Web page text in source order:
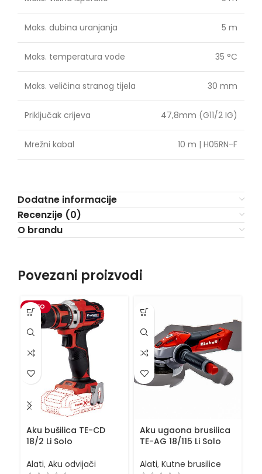
Maks. dubina uranjanja 5 m
Maks. temperatura vode 35 °C
Maks. veličina stranog tijela 30 mm
Priključak crijeva 47,8mm (G11/2 IG)
Mrežni kabal 10 m | H05RN-F
Dodatne informacije
Recenzije (0)
O brandu
Povezani proizvodi
VIDEO
Aku bušilica TE-CD
18/2 Li Solo
Alati, Aku odvijači
Aku ugaona brusilica
TE-AG 18/115 Li Solo
Alati, Kutne brusilice